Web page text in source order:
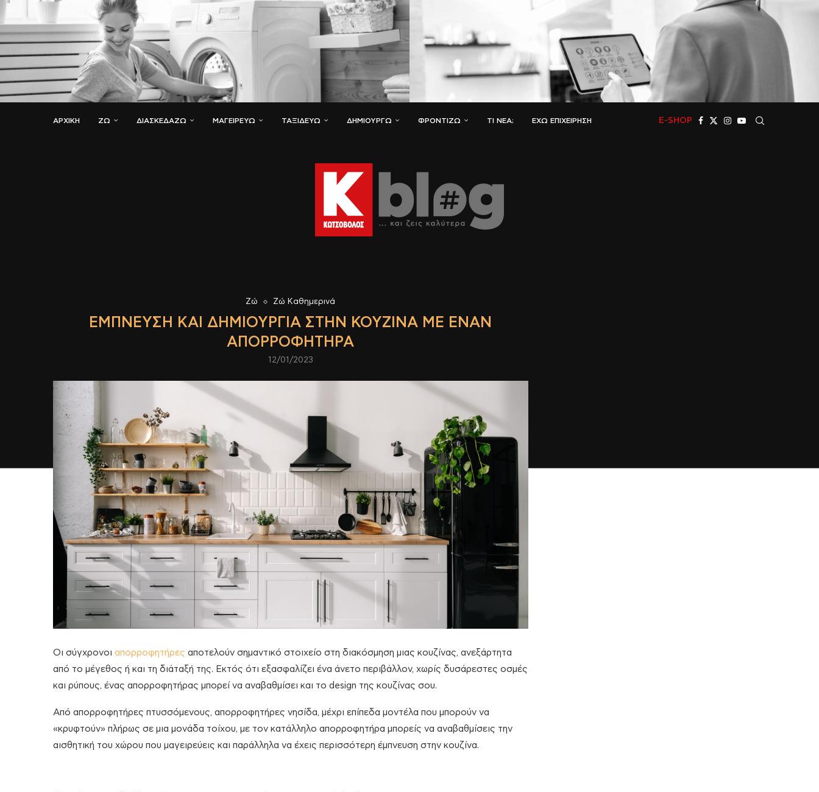
ΑΡΧΙΚΗ ΖΏ ΔΙΑΣΚΕΔΆΖΩ ΜΑΓΕΙΡΕΎΩ ΤΑΞΙΔΕΎΩ ΔΗΜΙΟΥΡΓΏ ΦΡΟΝΤΊΖΩ ΤΙ ΝΈΑ; ΈΧΩ ΕΠΙΧΕΊΡΗΣΗ E-SHOP
Ζώ Ζώ Καθημερινά
ΈΜΠΝΕΥΣΗ ΚΑΙ ΔΗΜΙΟΥΡΓΊΑ ΣΤΗΝ ΚΟΥΖΊΝΑ ΜΕ ΈΝΑΝ
ΑΠΟΡΡΟΦΗΤΉΡΑ
12/01/2023
Οι σύγχρονοι απορροφητήρες αποτελούν σημαντικό στοιχείο στη διακόσμηση μιας κουζίνας, ανεξάρτητα
από το μέγεθος ή και τη διάταξή της. Εκτός ότι εξασφαλίζει ένα άνετο περιβάλλον, χωρίς δυσάρεστες οσμές
και ρύπους, ένας απορροφητήρας μπορεί να αναβαθμίσει και το design της κουζίνας σου.
Από απορροφητήρες πτυσσόμενους, απορροφητήρες νησίδα, μέχρι επίπεδα μοντέλα που μπορούν να
«κρυφτούν» πλήρως σε μια μονάδα τοίχου, με τον κατάλληλο απορροφητήρα μπορείς να αναβαθμίσεις την
αισθητική του χώρου που μαγειρεύεις και παράλληλα να έχεις περισσότερη έμπνευση στην κουζίνα.